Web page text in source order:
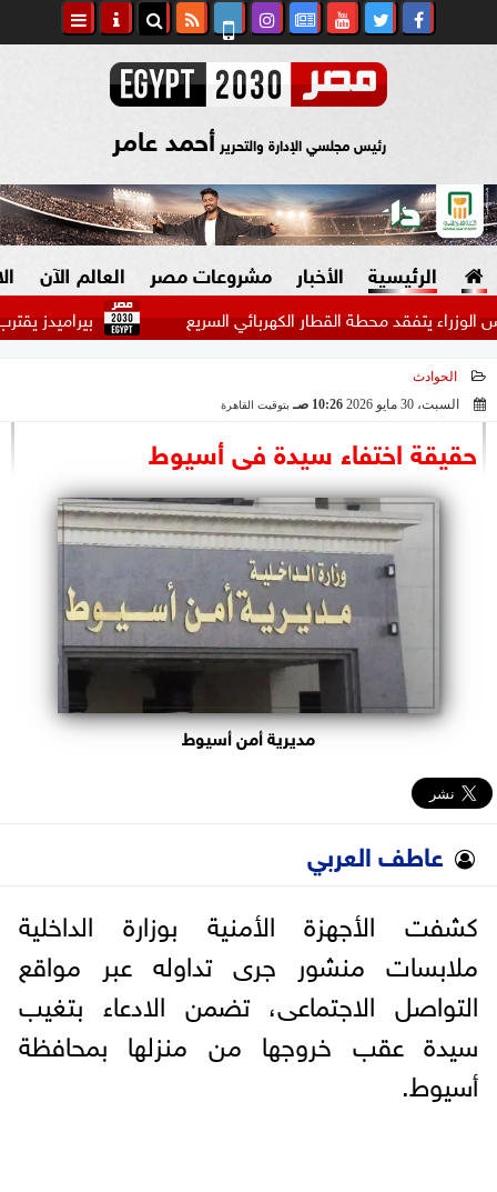
رئيس مجلسي الإدارة والتحرير أحمد عامر
الرئيسية الأخبار
السياسة
الرئاسة
البرلمان
الوزارات
الأحزاب
مشروعات مصر
صنع في مصر
العالم الآن
بيراميدز يقترب من محطة القطار الكهربائي السريع
الحوادث
السبت، 30 مايو 2026
10:26 صـ بتوقيت القاهرة
حقيقة اختفاء سيدة فى أسيوط
مديرية أمن أسيوط
عاطف العربي
كشفت الأجهزة الأمنية بوزارة الداخلية
ملابسات منشور جرى تداوله عبر مواقع
التواصل الاجتماعى، تضمن الادعاء بتغيب
سيدة عقب خروجها من منزلها بمحافظة
أسيوط.